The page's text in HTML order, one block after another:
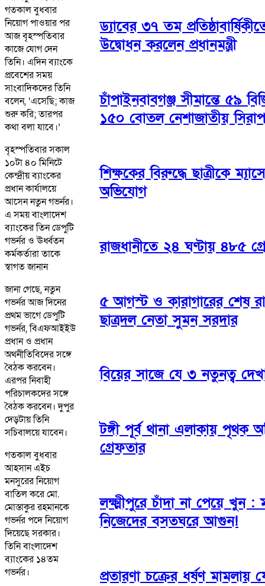
গতকাল বুধবার
নিয়োগ পাওয়ার পর
আজ বৃহস্পতিবার
কাজে যোগ দেন
তিনি। এদিন ব্যাংকে
প্রবেশের সময়
সাংবাদিকদের তিনি
বলেন, ‘এসেছি; কাজ
শুরু করি; তারপর
কথা বলা যাবে।’
বৃহস্পতিবার সকাল
১০টা ৪০ মিনিটে
কেন্দ্রীয় ব্যাংকের
প্রধান কার্যালয়ে
আসেন নতুন গভর্নর।
এ সময় বাংলাদেশ
ব্যাংকের তিন ডেপুটি
গভর্নর ও ঊর্ধ্বতন
কর্মকর্তারা তাকে
স্বাগত জানান
জানা গেছে, নতুন
গভর্নর আজ দিনের
প্রথম ভাগে ডেপুটি
গভর্নর, বিএফআইইউ
প্রধান ও প্রধান
অথনীতিবিদের সঙ্গে
বৈঠক করবেন।
এরপর নিবাহী
পরিচালকদের সঙ্গে
বৈঠক করবেন। দুপুর
দেড়টায় তিনি
সচিবালয়ে যাবেন।
গতকাল বুধবার
আহসান এইচ
মনসুরের নিয়োগ
বাতিল করে মো.
মোস্তাকুর রহমানকে
গভর্নর পদে নিয়োগ
দিয়েছে সরকার।
তিনি বাংলাদেশ
ব্যাংকের ১৪তম
গভর্নর।
ড্যাবের ৩৭ তম
উদ্বোধন করলেন প্রধানমন্ত্রী
চাঁপাইনবাবগঞ্জ সীমান্তে ৫৯
১৫০ বোতল নেশাজাতীয়
শিক্ষকের বিরুদ্ধে ছাত্রীকে
অভিযোগ
রাজধানীতে ২৪ ঘণ্টায় ৪৮৫
৫ আগস্ট ও কারাগারের শেষ
ছাত্রদল নেতা সুমন সরদার
বিয়ের সাজে যে ৩ নতুনত্ব
টঙ্গী পূর্ব থানা এলাকায় পৃথক
গ্রেফতার
লক্ষ্মীপুরে চাঁদা না পেয়ে খুন :
নিজেদের বসতঘরে আগুন!
প্রতারণা চক্রের ধর্ষণ